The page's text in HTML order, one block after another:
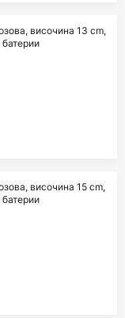
височина 13 cm,
височина 15 cm,